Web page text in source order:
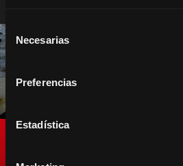
Selección
consentimiento
Necesarias
Preferencias
Estadística